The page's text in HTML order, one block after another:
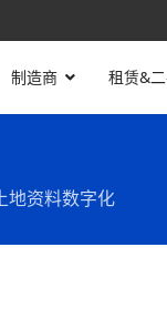
制造商 租赁&
地资料数字化